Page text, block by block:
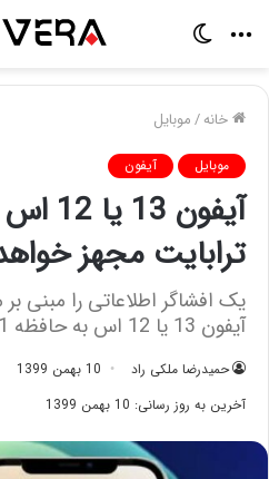
منو
خانه/موبایل
موبایل آیفون
ترابایت مجهز
یک افشاگر اطلاعاتی را مبنی
آیفون 13 یا 12 اس به حافظه 1 ترابایت منتشر کرده است.
حمیدرضا ملکی راد
10 بهمن 1399
آخرین به روز رسانی: 10 بهمن 1399